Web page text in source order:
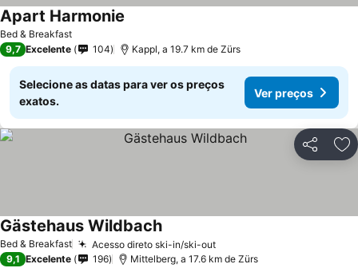
Bed & Breakfast
Apart Harmonie
9,7 Excelente 104 Kappl, a 19.7 km de Zürs
Selecione as datas para ver os preços
exatos.
Ver preços
Partilhar
Bed & Breakfast Acesso direto ski-in/ski-out
Gästehaus Wildbach
9,1 Excelente 196 Mittelberg, a 17.6 km de Zürs